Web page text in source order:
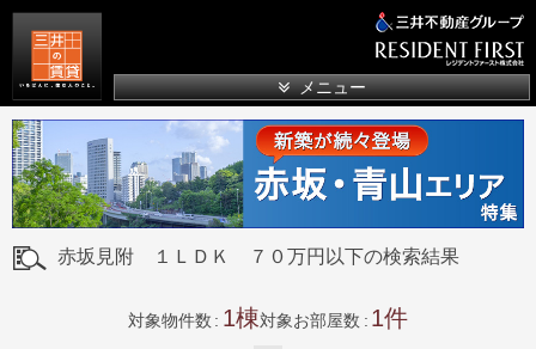
メニュー
赤坂見附 １ＬＤＫ ７０万円以下の検索結果
対象物件数 1 対象お部屋数 1